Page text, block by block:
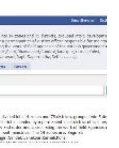
सायद, उनीहरु बिच को दुरी
बनेर हिँड्दैन थिए होलान् ।
बोलायो न उनले बोल्ने इच्छा नै
तर टेबल बेग्लै छ । अनि दुवै
हेर्दा लाग्दैन कि, उनीहरु
बाटो पनि एकै छ, अनि दिनहुँ
गर्छन् । हुन त उनीहरु बिच
सबै हाँस्नेछन्, उनीहरु को मनमुटाव
आफ्नै बेइज्जत हुन्छ, भन्द...